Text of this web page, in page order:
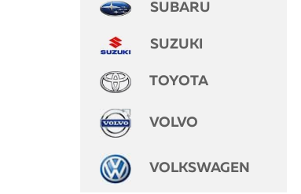
SUBARU
SUZUKI
TOYOTA
VOLVO
VOLKSWAGEN